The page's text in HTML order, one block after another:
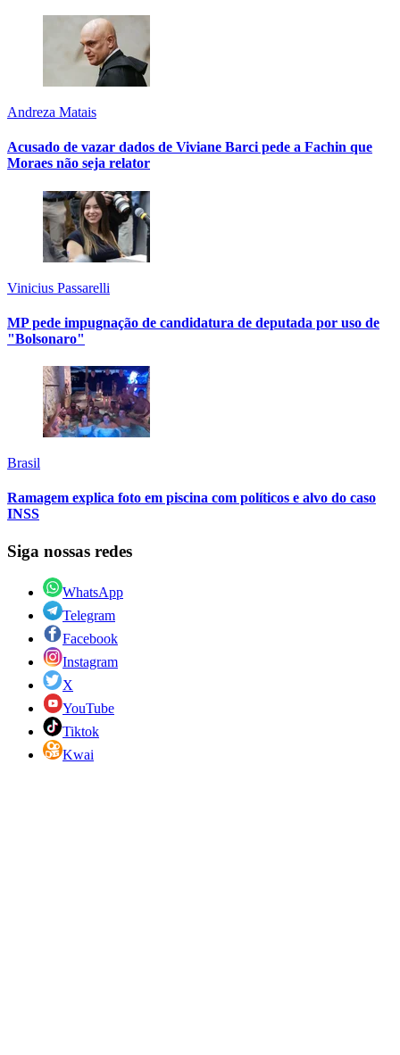
Andreza Matais
Acusado de vazar dados de Viviane Barci pede a Fachin que
Moraes não seja relator
Vinicius Passarelli
MP pede impugnação de candidatura de deputada por uso de
"Bolsonaro"
Brasil
Ramagem explica foto em piscina com políticos e alvo do caso
INSS
Siga nossas redes
WhatsApp
Telegram
Facebook
Instagram
X
YouTube
Tiktok
Kwai